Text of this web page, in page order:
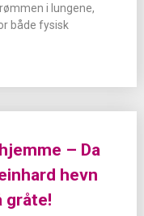
i lungene,
både fysisk
– Da
hevn
gråte!